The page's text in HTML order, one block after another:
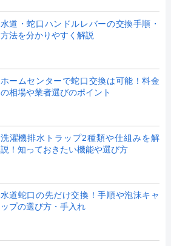
水道・蛇口ハンドルレバーの交換手順・
方法を分かりやすく解説
ホームセンターで蛇口交換は可能！料金
の相場や業者選びのポイント
洗濯機排水トラップ2種類や仕組みを解
説！知っておきたい機能や選び方
水道蛇口の先だけ交換！手順や泡沫キャ
ップの選び方・手入れ